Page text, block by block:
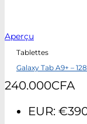
Aperçu
Tablettes
Galaxy Tab A9+ –
240.000CFA
EUR: